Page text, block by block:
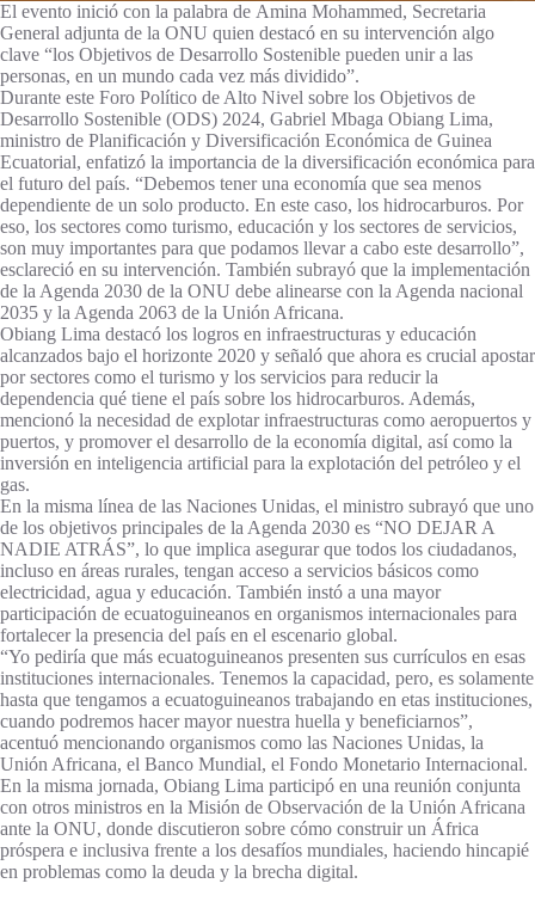
El evento inició con la palabra de Amina Mohammed, Secretaria
General adjunta de la ONU quien destacó en su intervención algo
clave “los Objetivos de Desarrollo Sostenible pueden unir a las
personas, en un mundo cada vez más dividido”.
Durante este Foro Político de Alto Nivel sobre los Objetivos de
Desarrollo Sostenible (ODS) 2024, Gabriel Mbaga Obiang Lima,
ministro de Planificación y Diversificación Económica de Guinea
Ecuatorial, enfatizó la importancia de la diversificación económica para
el futuro del país. “Debemos tener una economía que sea menos
dependiente de un solo producto. En este caso, los hidrocarburos. Por
eso, los sectores como turismo, educación y los sectores de servicios,
son muy importantes para que podamos llevar a cabo este desarrollo”,
esclareció en su intervención. También subrayó que la implementación
de la Agenda 2030 de la ONU debe alinearse con la Agenda nacional
2035 y la Agenda 2063 de la Unión Africana.
Obiang Lima destacó los logros en infraestructuras y educación
alcanzados bajo el horizonte 2020 y señaló que ahora es crucial apostar
por sectores como el turismo y los servicios para reducir la
dependencia qué tiene el país sobre los hidrocarburos. Además,
mencionó la necesidad de explotar infraestructuras como aeropuertos y
puertos, y promover el desarrollo de la economía digital, así como la
inversión en inteligencia artificial para la explotación del petróleo y el
gas.
En la misma línea de las Naciones Unidas, el ministro subrayó que uno
de los objetivos principales de la Agenda 2030 es “NO DEJAR A
NADIE ATRÁS”, lo que implica asegurar que todos los ciudadanos,
incluso en áreas rurales, tengan acceso a servicios básicos como
electricidad, agua y educación. También instó a una mayor
participación de ecuatoguineanos en organismos internacionales para
fortalecer la presencia del país en el escenario global.
“Yo pediría que más ecuatoguineanos presenten sus currículos en esas
instituciones internacionales. Tenemos la capacidad, pero, es solamente
hasta que tengamos a ecuatoguineanos trabajando en etas instituciones,
cuando podremos hacer mayor nuestra huella y beneficiarnos”,
acentuó mencionando organismos como las Naciones Unidas, la
Unión Africana, el Banco Mundial, el Fondo Monetario Internacional.
En la misma jornada, Obiang Lima participó en una reunión conjunta
con otros ministros en la Misión de Observación de la Unión Africana
ante la ONU, donde discutieron sobre cómo construir un África
próspera e inclusiva frente a los desafíos mundiales, haciendo hincapié
en problemas como la deuda y la brecha digital.